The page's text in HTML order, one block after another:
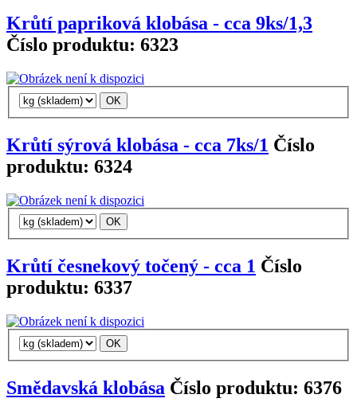
Krůtí papriková klobása - cca 9ks/1,3
Číslo produktu: 6323
Krůtí sýrová klobása - cca 7ks/1 Číslo
produktu: 6324
Krůtí česnekový točený - cca 1 Číslo
produktu: 6337
Smědavská klobása Číslo produktu: 6376